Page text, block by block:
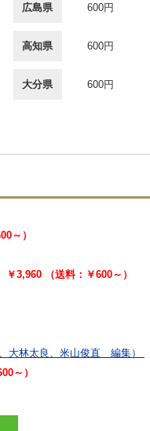
広島県 600円
高知県 600円
大分県 600円
～）
￥3,960 （送料：￥600～）
大林太良、米山俊直 編集）
～）